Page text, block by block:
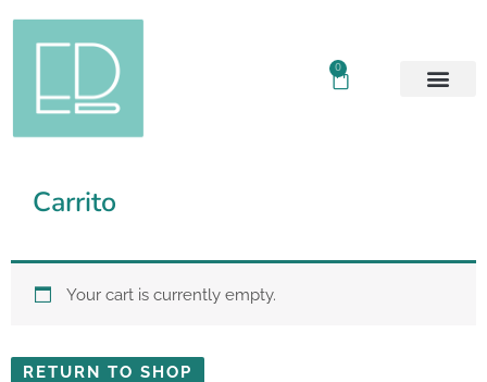
0
Carrito
Your cart is currently empty.
RETURN TO SHOP